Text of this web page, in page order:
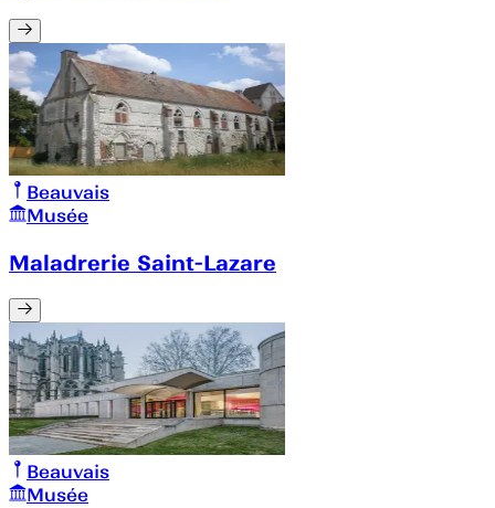
Beauvais
Musée
Maladrerie Saint-Lazare
Beauvais
Musée